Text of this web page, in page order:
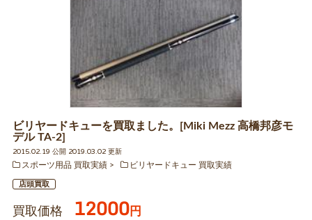
ビリヤードキューを買取ました。[Miki Mezz 高橋邦彦モ
デル TA-2]
2015.02.19 公開 2019.03.02 更新
スポーツ用品 買取実績
ビリヤードキュー 買取実績
店頭買取
買取価格 12000円